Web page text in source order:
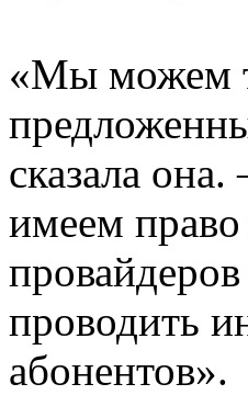
«Мы можем
сказала
имеем право
проводить
абонентов».